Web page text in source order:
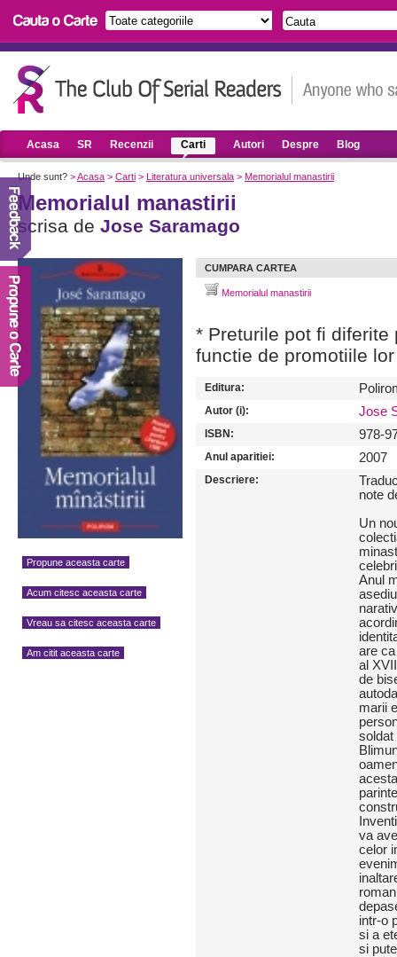
Acasa SR Recenzii Carti Autori Despre Blog
Unde sunt? >Acasa > Carti > Literatura universala > Memorialul manastirii
Memorialul manastirii
scrisa de Jose Saramago
Propune aceasta carte
Acum citesc aceasta carte
Vreau sa citesc aceasta carte
Am citit aceasta carte
CUMPARA CARTEA
Memorialul manastirii
* Preturile pot fi
functie de promotiile
Editura:
Autor (i): Jose
ISBN: 978-
Anul aparitiei: 2007
Descriere:
note
Un
Anul
are
al
de
marii
soldat
va
celor
intr-o
si a
si